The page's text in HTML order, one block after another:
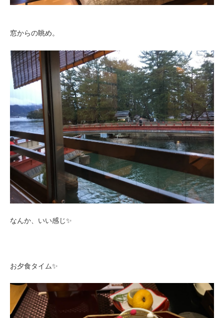
窓からの眺め。
なんか、いい感じ✨
お夕食タイム✨